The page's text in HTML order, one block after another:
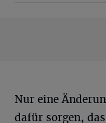
Nur eine
dafür sorgen,